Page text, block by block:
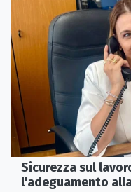
Sicurezza sul
l'adeguamento